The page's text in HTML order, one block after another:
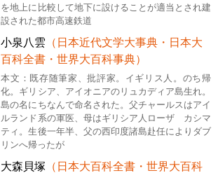
を地上に比較して地下に設けることが適当とされ建
設された都市高速鉄道
小泉八雲 （日本近代文学大事典・日本大
百科全書・世界大百科事典）
本文：既存随筆家、批評家。イギリス人。のち帰
化。ギリシア、アイオニアのリュカディア島生れ。
島の名にちなんで命名された。父チャールスはアイ
ルランド系の軍医、母はギリシア人ローザ゠カシマ
ティ。生後一年半、父の西印度諸島赴任によりダブ
リンへ帰ったが
大森貝塚 （日本大百科全書・世界大百科